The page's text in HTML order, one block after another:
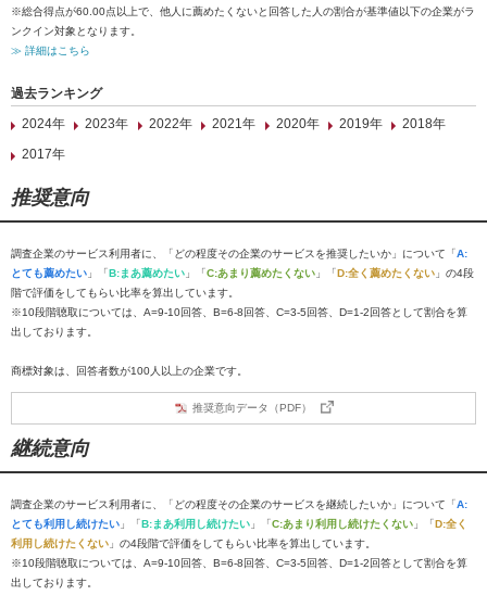
※総合得点が60.00点以上で、他人に薦めたくないと回答した人の割合が基準値以下の企業がラ
ンクイン対象となります。
≫ 詳細はこちら
過去ランキング
2024年
2023年 2022年 2021年 2020年 2019年
2018年
2017年
推奨意向
調査企業のサービス利用者に、「どの程度その企業のサービスを推奨したいか」について「A:
とても薦めたい 」「B:まあ薦めたい 」「C:あまり薦めたくない 」「D:全く薦めたくない 」の4段
階で評価をしてもらい比率を算出しています。
※10段階聴取については、A=9-10回答、B=6-8回答、C=3-5回答、D=1-2回答として割合を算
出しております。
商標対象は、回答者数が100人以上の企業です。
推奨意向データ（PDF）
継続意向
調査企業のサービス利用者に、「どの程度その企業のサービスを継続したいか」について「A:
とても利用し続けたい 」「B:まあ利用し続けたい 」「C:あまり利用し続けたくない 」「D:全く
利用し続けたくない 」の4段階で評価をしてもらい比率を算出しています。
※10段階聴取については、A=9-10回答、B=6-8回答、C=3-5回答、D=1-2回答として割合を算
出しております。